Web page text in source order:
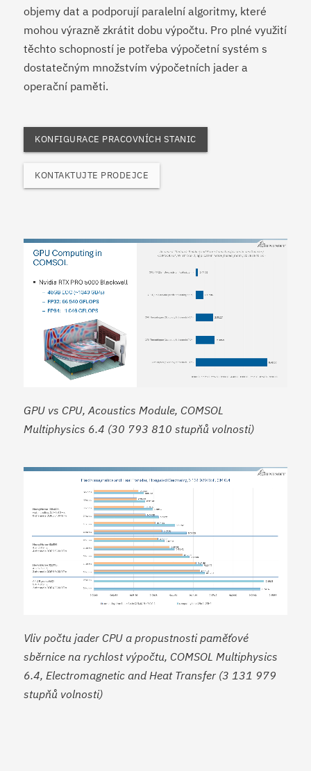
objemy dat a podporují paralelní algoritmy, které
mohou výrazně zkrátit dobu výpočtu. Pro plné využití
těchto schopností je potřeba výpočetní systém s
dostatečným množstvím výpočetních jader a
operační paměti.
KONFIGURACE PRACOVNÍCH STANIC
KONTAKTUJTE PRODEJCE
GPU vs CPU, Acoustics Module, COMSOL
Multiphysics 6.4 (30 793 810 stupňů volnosti)
Vliv počtu jader CPU a propustnosti paměťové
sběrnice na rychlost výpočtu, COMSOL Multiphysics
6.4, Electromagnetic and Heat Transfer (3 131 979
stupňů volnosti)